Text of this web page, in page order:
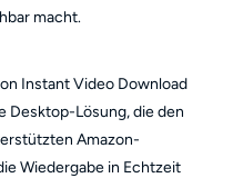
macht.
Instant Video Download
Desktop-Lösung, die den
Amazon-
Wiedergabe in Echtzeit